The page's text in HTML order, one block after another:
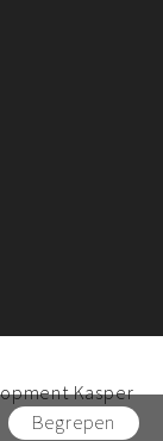
Kasper
Begrepen